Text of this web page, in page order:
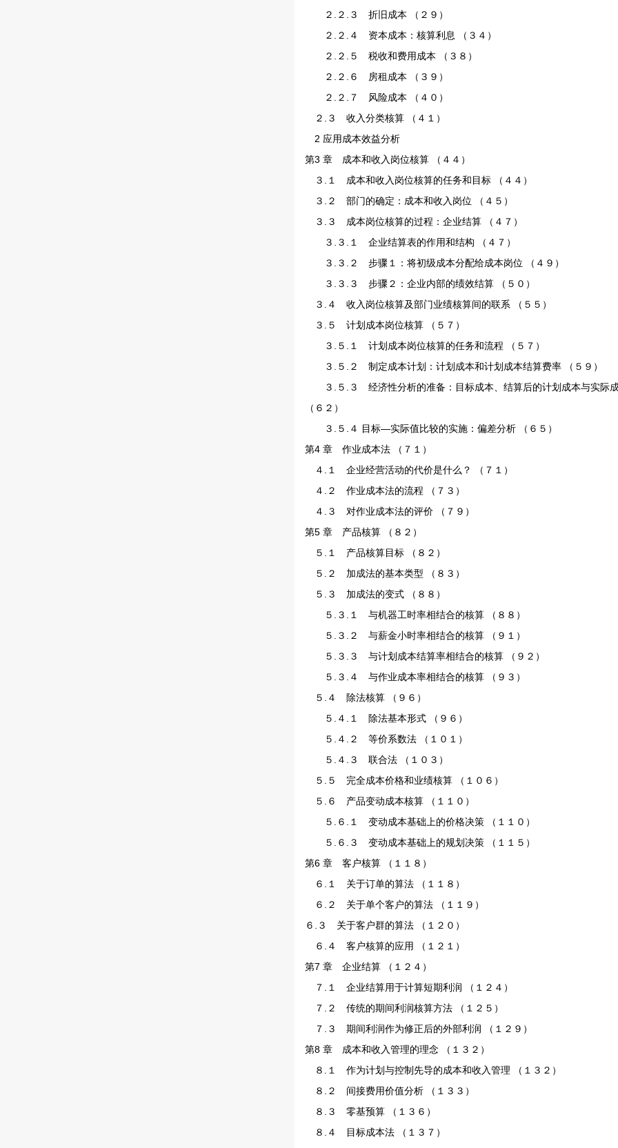
２.２.３ 折旧成本 （２９）
２.２.４ 资本成本：核算利息 （３４）
２.２.５ 税收和费用成本 （３８）
２.２.６ 房租成本 （３９）
２.２.７ 风险成本 （４０）
２.３ 收入分类核算 （４１）
2 应用成本效益分析
第3 章 成本和收入岗位核算 （４４）
３.１ 成本和收入岗位核算的任务和目标 （４４）
３.２ 部门的确定：成本和收入岗位 （４５）
３.３ 成本岗位核算的过程：企业结算 （４７）
３.３.１ 企业结算表的作用和结构 （４７）
３.３.２ 步骤１：将初级成本分配给成本岗位 （４９）
３.３.３ 步骤２：企业内部的绩效结算 （５０）
３.４ 收入岗位核算及部门业绩核算间的联系 （５５）
３.５ 计划成本岗位核算 （５７）
３.５.１ 计划成本岗位核算的任务和流程 （５７）
３.５.２ 制定成本计划：计划成本和计划成本结算费率 （５９）
３.５.３ 经济性分析的准备：目标成本、结算后的计划成本与实际
（６２）
３.５.４ 目标—实际值比较的实施：偏差分析 （６５）
第4 章 作业成本法 （７１）
４.１ 企业经营活动的代价是什么？ （７１）
４.２ 作业成本法的流程 （７３）
４.３ 对作业成本法的评价 （７９）
第5 章 产品核算 （８２）
５.１ 产品核算目标 （８２）
５.２ 加成法的基本类型 （８３）
５.３ 加成法的变式 （８８）
５.３.１ 与机器工时率相结合的核算 （８８）
５.３.２ 与薪金小时率相结合的核算 （９１）
５.３.３ 与计划成本结算率相结合的核算 （９２）
５.３.４ 与作业成本率相结合的核算 （９３）
５.４ 除法核算 （９６）
５.４.１ 除法基本形式 （９６）
５.４.２ 等价系数法 （１０１）
５.４.３ 联合法 （１０３）
５.５ 完全成本价格和业绩核算 （１０６）
５.６ 产品变动成本核算 （１１０）
５.６.１ 变动成本基础上的价格决策 （１１０）
５.６.３ 变动成本基础上的规划决策 （１１５）
第6 章 客户核算 （１１８）
６.１ 关于订单的算法 （１１８）
６.２ 关于单个客户的算法 （１１９）
６.３ 关于客户群的算法 （１２０）
６.４ 客户核算的应用 （１２１）
第7 章 企业结算 （１２４）
７.１ 企业结算用于计算短期利润 （１２４）
７.２ 传统的期间利润核算方法 （１２５）
７.３ 期间利润作为修正后的外部利润 （１２９）
第8 章 成本和收入管理的理念 （１３２）
８.１ 作为计划与控制先导的成本和收入管理 （１３２）
８.２ 间接费用价值分析 （１３３）
８.３ 零基预算 （１３６）
８.４ 目标成本法 （１３７）